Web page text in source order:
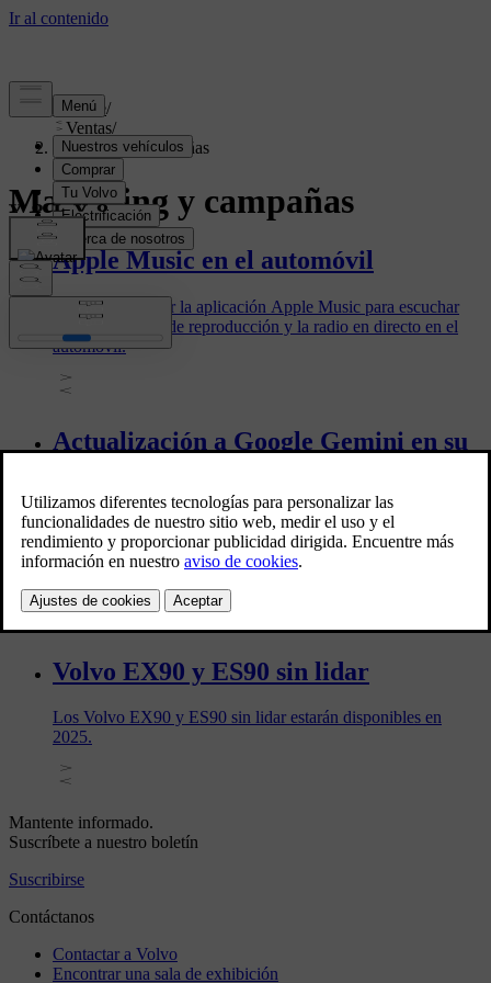
Soporte/
Ventas/
Marketing y campañas
Marketing y campañas
Apple Music en el automóvil
Ahora puede usar la aplicación Apple Music para escuchar
canciones, listas de reproducción y la radio en directo en el
automóvil.
Actualización a Google Gemini en su
Google Gemini se está incorporando progresivamente a los
automóviles Volvo a través de una actualización opcional del
Asistente de Google. Cuando esté disponible para su cuenta
Volvo EX90 y ES90 sin lidar
Los Volvo EX90 y ES90 sin lidar estarán disponibles en
2025.